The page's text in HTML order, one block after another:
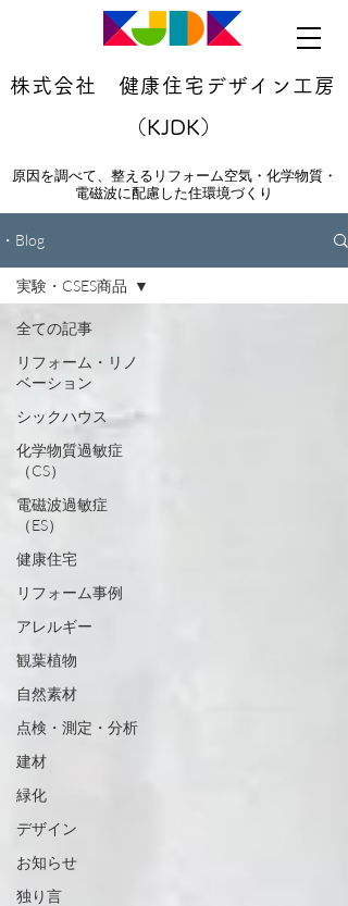
株式会社 健康住宅デザイン工房
（KJDK）
原因を調べて、整えるリフォーム空気・化学物質・
電磁波に配慮した住環境づくり
・Blog
全ての記事
リフォーム・リノ
ベーション
シックハウス
化学物質過敏症
（CS）
電磁波過敏症
（ES）
健康住宅
リフォーム事例
アレルギー
観葉植物
自然素材
点検・測定・分析
建材
緑化
デザイン
お知らせ
独り言
実験・CSES商品